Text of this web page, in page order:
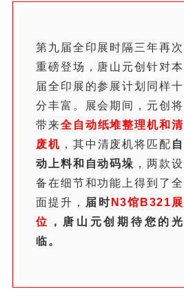
第九届全印展时隔三年再次
重磅登场，唐山元创针对本
届全印展的参展计划同样十
分丰富。展会期间，元创将
带来全自动纸堆整理机和清
废机 ，其中清废机将匹配 自
动上料和自动码垛 ，两款设
备在细节和功能上得到了全
面提升， 届时 N3馆B321展
位
，唐山元创期待您的光
临。